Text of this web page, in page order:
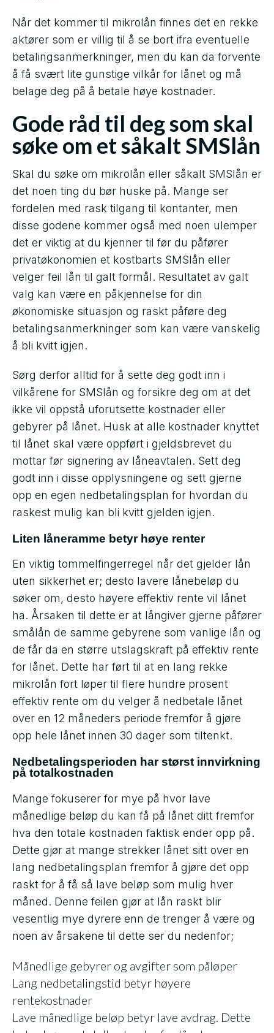
Når det kommer til mikrolån finnes det en rekke
aktører som er villig til å se bort ifra eventuelle
betalingsanmerkninger, men du kan da forvente
å få svært lite gunstige vilkår for lånet og må
belage deg på å betale høye kostnader.
Gode råd til deg som skal
søke om et såkalt SMSlån
Skal du søke om mikrolån eller såkalt SMSlån er
det noen ting du bør huske på. Mange ser
fordelen med rask tilgang til kontanter, men
disse godene kommer også med noen ulemper
det er viktig at du kjenner til før du påfører
privatøkonomien et kostbarts SMSlån eller
velger feil lån til galt formål. Resultatet av galt
valg kan være en påkjennelse for din
økonomiske situasjon og raskt påføre deg
betalingsanmerkninger som kan være vanskelig
å bli kvitt igjen.
Sørg derfor alltid for å sette deg godt inn i
vilkårene for SMSlån og forsikre deg om at det
ikke vil oppstå uforutsette kostnader eller
gebyrer på lånet. Husk at alle kostnader knyttet
til lånet skal være oppført i gjeldsbrevet du
mottar før signering av låneavtalen. Sett deg
godt inn i disse opplysningene og sett gjerne
opp en egen nedbetalingsplan for hvordan du
raskest mulig kan bli kvitt gjelden igjen.
Liten låneramme betyr høye renter
En viktig tommelfingerregel når det gjelder lån
uten sikkerhet er; desto lavere lånebeløp du
søker om, desto høyere effektiv rente vil lånet
ha. Årsaken til dette er at långiver gjerne påfører
smålån de samme gebyrene som vanlige lån og
de får da en større utslagskraft på effektiv rente
for lånet. Dette har ført til at en lang rekke
mikrolån fort løper til flere hundre prosent
effektiv rente om du velger å nedbetale lånet
over en 12 måneders periode fremfor å gjøre
opp hele lånet innen 30 dager som tiltenkt.
Nedbetalingsperioden har størst innvirkning
på totalkostnaden
Mange fokuserer for mye på hvor lave
månedlige beløp du kan få på lånet ditt fremfor
hva den totale kostnaden faktisk ender opp på.
Dette gjør at mange strekker lånet sitt over en
lang nedbetalingsplan fremfor å gjøre det opp
raskt for å få så lave beløp som mulig hver
måned. Denne feilen gjør at lån raskt blir
vesentlig mye dyrere enn de trenger å være og
noen av årsakene til dette ser du nedenfor;
Månedlige gebyrer og avgifter som påløper
Lang nedbetalingstid betyr høyere
rentekostnader
Lave månedlige beløp betyr lave avdrag. Dette